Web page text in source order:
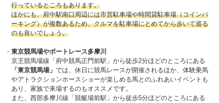
行っているところもあります。
ほかにも、府中駅南口周辺には市営駐車場や時間貸駐車場（コインパ
ーキング）が複数あるため、クルマを駐車場にとめてから歩いて巡る
のも良いでしょう。
東京競馬場やボートレース多摩川
京王競馬場線「府中競馬正門前駅」から徒歩2分ほどのところにある
「東京競馬場」 では、休日に競馬レースが開催されるほか、体験乗馬
やアトラクションホースショーが楽しめる馬とのふれあいイベントも
あり、家族で来場するのもオススメです。
また、西部多摩川線「競艇場前駅」から徒歩5分ほどのところにある